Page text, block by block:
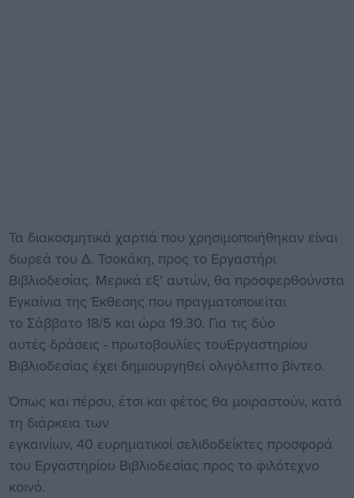
Τα διακοσμητικά χαρτιά που χρησιμοποιήθηκαν είναι
δωρεά του Δ. Τσοκάκη, προς το Εργαστήρι
Βιβλιοδεσίας. Μερικά εξ' αυτών, θα προσφερθούνστα
Εγκαίνια της Έκθεσης που πραγματοποιείται
το Σάββατο 18/5 και ώρα 19.30. Για τις δύο
αυτές δράσεις - πρωτοβουλίες τουΕργαστηρίου
Βιβλιοδεσίας έχει δημιουργηθεί ολιγόλεπτο βίντεο.
​Όπως και πέρσυ, έτσι και φέτος θα μοιραστούν, κατά
τη διάρκεια των
εγκαινίων, 40 ευρηματικοί σελιδοδείκτες προσφορά
του Εργαστηρίου Βιβλιοδεσίας προς το φιλότεχνο
κοινό.